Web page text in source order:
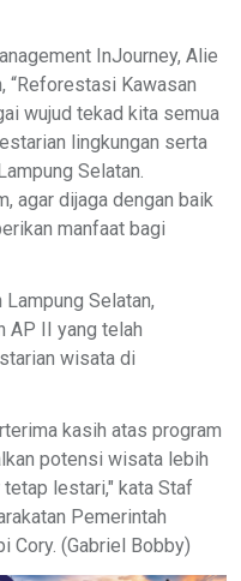
InJourney, Alie
“Reforestasi Kawasan
wujud tekad kita semua
lingkungan serta
Selatan.
agar dijaga dengan baik
manfaat bagi
Selatan,
AP II yang telah
wisata di
kasih atas program
potensi wisata lebih
tetap lestari," kata Staf
Pemerintah
Cory. (Gabriel Bobby)